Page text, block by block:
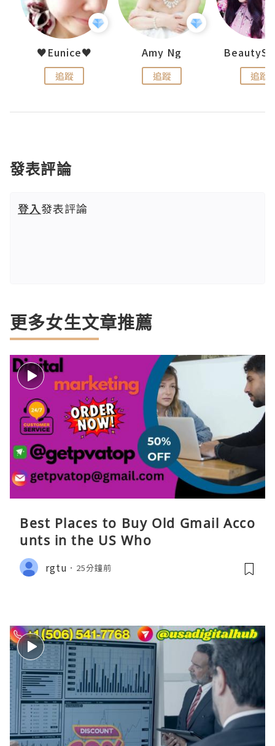
♥Eunice♥
追蹤
Amy Ng
追蹤 追蹤
發表評論
登入發表評論
更多女生文章推薦
Best Places to Buy Old Gmail Acco
unts in the US Who
rgtu 25分鐘前